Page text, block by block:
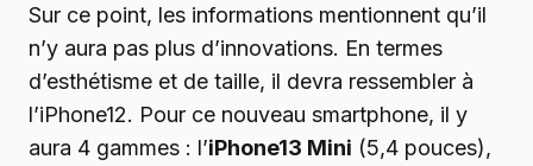
Sur ce point, les informations mentionnent qu’il
n’y aura pas plus d’innovations. En termes
d’esthétisme et de taille, il devra ressembler à
l’iPhone12. Pour ce nouveau smartphone, il y
aura 4 gammes : l’iPhone13 Mini (5,4 pouces),